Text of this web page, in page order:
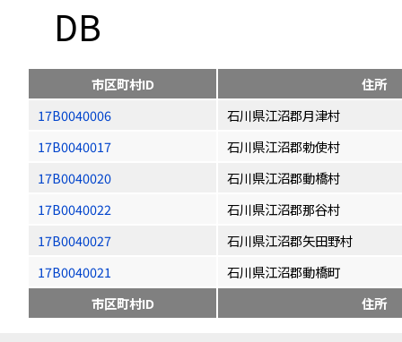
DB
市区町村ID
住所
17B0040006
石川県江沼郡月津村
17B0040017
石川県江沼郡勅使村
17B0040020
石川県江沼郡動橋村
17B0040022
石川県江沼郡那谷村
17B0040027
石川県江沼郡矢田野村
17B0040021
石川県江沼郡動橋町
市区町村ID
住所